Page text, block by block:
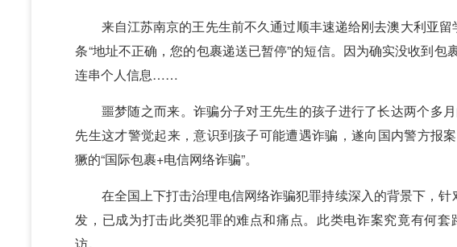
来自江苏南京的王先生前不久通过顺丰速递给刚去澳大利亚留
条“地址不正确，您的包裹递送已暂停”的短信。因为确实没收到
连串个人信息……
噩梦随之而来。诈骗分子对王先生的孩子进行了长达两个多
先生这才警觉起来，意识到孩子可能遭遇诈骗，遂向国内警方报
獗的“国际包裹+电信网络诈骗”。
在全国上下打击治理电信网络诈骗犯罪持续深入的背景下，针
发，已成为打击此类犯罪的难点和痛点。此类电诈案究竟有何
访。